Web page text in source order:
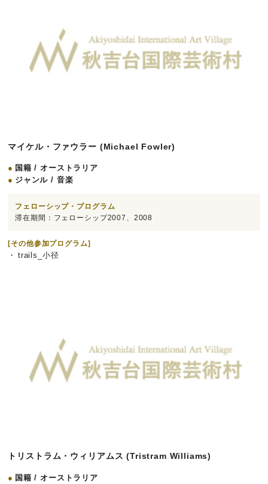
マイケル・ファウラー (Michael Fowler)
国籍 / オーストラリア
ジャンル / 音楽
フェローシップ・プログラム
滞在期間：フェローシップ2007、2008
[その他参加プログラム]
trails_小径
トリストラム・ウィリアムス (Tristram Williams)
国籍 / オーストラリア